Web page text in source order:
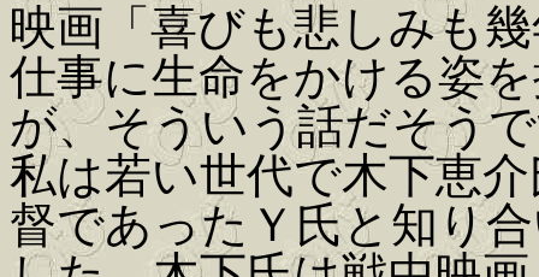
映画「喜びも悲しみも
仕事に生命をかける姿
が、そういう話だそう
私は若い世代で木下恵
督であったＹ氏と知り